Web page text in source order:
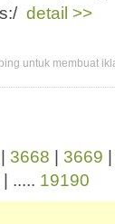
detail >>
untuk membuat
3668 3669
| ..... 19190